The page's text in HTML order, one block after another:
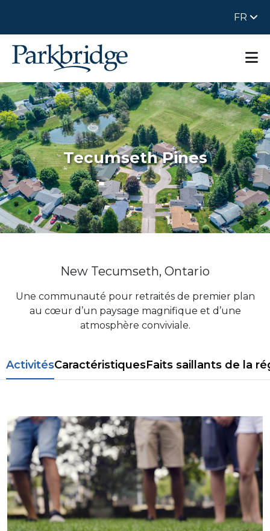
FR
Tecumseth Pines
New Tecumseth, Ontario
Une communauté pour retraités de premier plan
au cœur d’un paysage magnifique et d’une
atmosphère conviviale.
ActivitésCaractéristiquesFaits saillants de la